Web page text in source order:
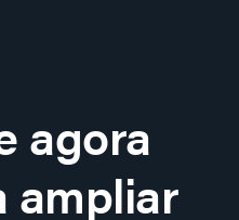
agora
ampliar